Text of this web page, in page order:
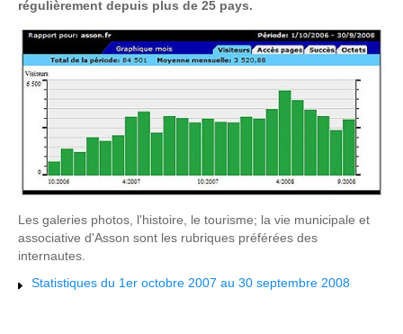
régulièrement depuis plus de 25 pays.
Les galeries photos, l'histoire, le tourisme; la vie municipale et
associative d'Asson sont les rubriques préférées des
internautes.
Statistiques du 1er octobre 2007 au 30 septembre 2008